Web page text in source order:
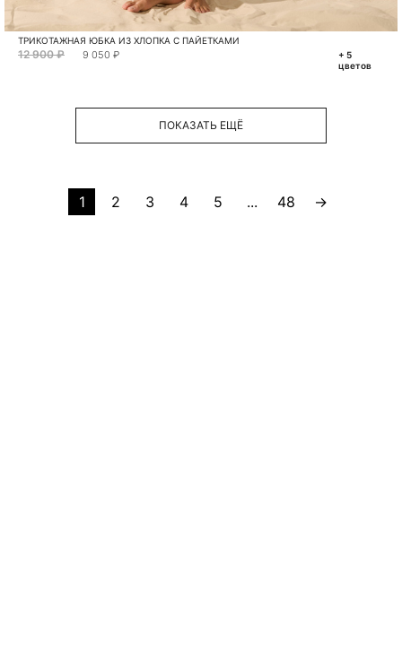
ТРИКОТАЖНАЯ ЮБКА ИЗ ХЛОПКА С ПАЙЕТКАМИ
12 900 ₽ 9 050 ₽
+ 5
цветов
ПОКАЗАТЬ ЕЩЁ
1 2 3 4 5 ... 48 →